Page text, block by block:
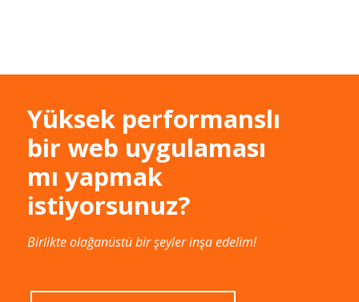
Yüksek performanslı
bir web uygulaması
mı yapmak
istiyorsunuz?
Birlikte olağanüstü bir şeyler inşa edelim!